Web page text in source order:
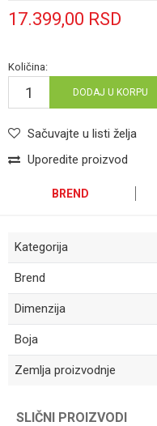
17.399,00 RSD
Količina:
DODAJ U KORPU
Sačuvajte u listi želja
Uporedite proizvod
BREND
Ime/Nadimak
Email
Poruka
Kategorija
Brend
Dimenzija
Boja
Zemlja proizvodnje
SLIČNI PROIZVODI